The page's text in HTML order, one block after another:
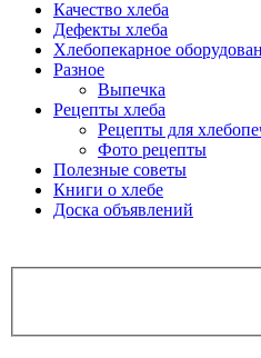
Качество хлеба
Дефекты хлеба
Хлебопекарное
Разное
Выпечка
Рецепты хлеба
Рецепты для
Фото рецепты
Полезные советы
Книги о хлебе
Доска объявлений